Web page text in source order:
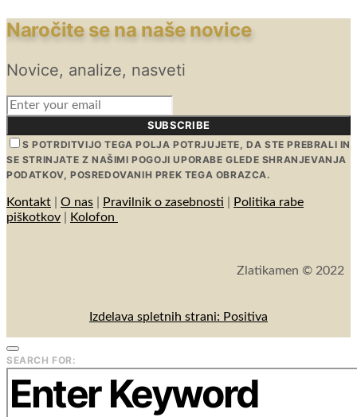
Naročite se na naše novice
Novice, analize, nasveti
SUBSCRIBE
S POTRDITVIJO TEGA POLJA POTRJUJETE, DA STE PREBRALI IN
SE STRINJATE Z NAŠIMI POGOJI UPORABE GLEDE SHRANJEVANJA
PODATKOV, POSREDOVANIH PREK TEGA OBRAZCA.
Kontakt O nas Pravilnik o zasebnosti
Politika rabe
piškotkov
Kolofon
Zlatikamen © 2022
Izdelava spletnih strani: Positiva
SEARCH FOR: